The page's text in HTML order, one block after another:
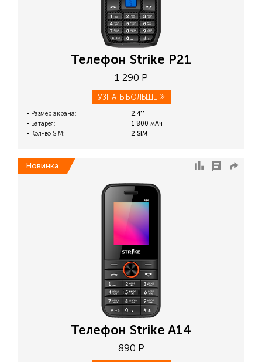
Телефон Strike P21
1 290 Р
УЗНАТЬ БОЛЬШЕ
Размер экрана:
2.4""
Батарея:
1 800 мАч
Кол-во SIM:
2 SIM
Новинка
Телефон Strike A14
890 Р